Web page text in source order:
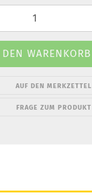
AUF DEN MERKZETTEL
FRAGE ZUM PRODUKT